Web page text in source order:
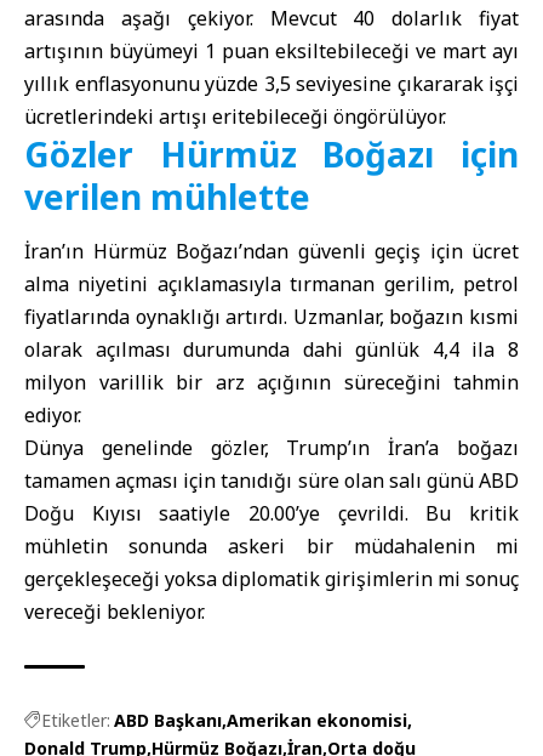
arasında aşağı çekiyor. Mevcut 40 dolarlık fiyat
artışının büyümeyi 1 puan eksiltebileceği ve mart ayı
yıllık enflasyonunu yüzde 3,5 seviyesine çıkararak işçi
ücretlerindeki artışı eritebileceği öngörülüyor.
Gözler Hürmüz Boğazı için
verilen mühlette
İran’ın Hürmüz Boğazı’ndan güvenli geçiş için ücret
alma niyetini açıklamasıyla tırmanan gerilim, petrol
fiyatlarında oynaklığı artırdı. Uzmanlar, boğazın kısmi
olarak açılması durumunda dahi günlük 4,4 ila 8
milyon varillik bir arz açığının süreceğini tahmin
ediyor.
Dünya genelinde gözler, Trump’ın İran’a boğazı
tamamen açması için tanıdığı süre olan salı günü ABD
Doğu Kıyısı saatiyle 20.00’ye çevrildi. Bu kritik
mühletin sonunda askeri bir müdahalenin mi
gerçekleşeceği yoksa diplomatik girişimlerin mi sonuç
vereceği bekleniyor.
Etiketler: ABD Başkanı Amerikan ekonomisi
Donald Trump Hürmüz Boğazı İran Orta doğu